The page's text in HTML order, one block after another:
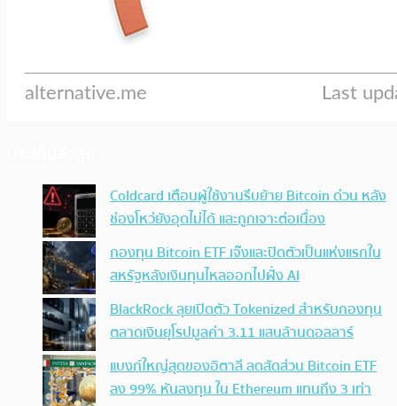
Coldcard เตือนผู้ใช้งานรีบย้าย Bitcoin ด่วน หลัง
ช่องโหว่ยังอุดไม่ได้ และถูกเจาะต่อเนื่อง
กองทุน Bitcoin ETF เจ๊งและปิดตัวเป็นแห่งแรกใน
สหรัฐหลังเงินทุนไหลออกไปฝั่ง AI
BlackRock ลุยเปิดตัว Tokenized สำหรับกองทุน
ตลาดเงินยุโรปมูลค่า 3.11 แสนล้านดอลลาร์
แบงก์ใหญ่สุดของอิตาลี ลดสัดส่วน Bitcoin ETF
ลง 99% หันลงทุน ใน Ethereum แทนถึง 3 เท่า